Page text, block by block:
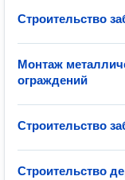
Строительство
Монтаж
ограждений
Строительство
Строительство